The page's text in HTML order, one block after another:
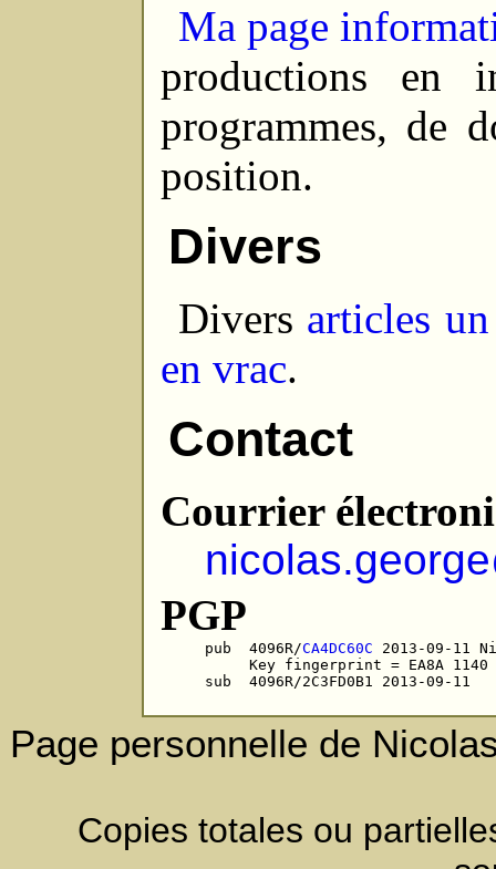
Ma page
productions en
programmes, de
position.
Divers
Divers articles
en vrac.
Contact
Courrier
PGP
pub  4096R/CA4DC60C 2013-09-11
Key fingerprint = EA8A
Page personnelle de
Copies totales ou